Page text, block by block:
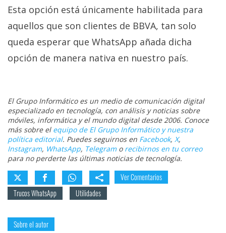
Esta opción está únicamente habilitada para
aquellos que son clientes de BBVA, tan solo
queda esperar que WhatsApp añada dicha
opción de manera nativa en nuestro país.
El Grupo Informático es un medio de comunicación digital
especializado en tecnología, con análisis y noticias sobre
móviles, informática y el mundo digital desde 2006. Conoce
más sobre el equipo de El Grupo Informático y nuestra
política editorial. Puedes seguirnos en Facebook, X,
Instagram, WhatsApp, Telegramo recibirnos en tu correo
para no perderte las últimas noticias de tecnología.
Ver Comentarios
Trucos WhatsApp
Utilidades
Sobre el autor